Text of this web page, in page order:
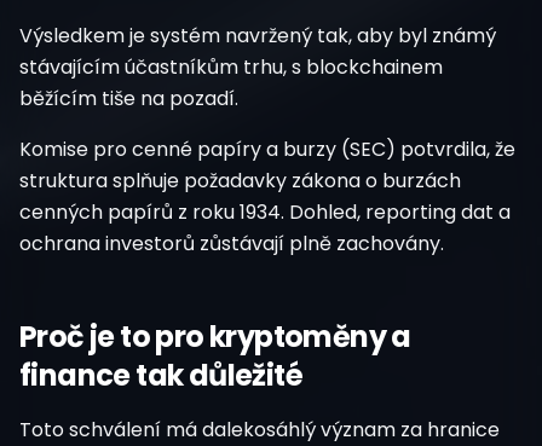
Výsledkem je systém navržený tak, aby byl známý
stávajícím účastníkům trhu, s blockchainem
běžícím tiše na pozadí.
Komise pro cenné papíry a burzy (SEC) potvrdila, že
struktura splňuje požadavky zákona o burzách
cenných papírů z roku 1934. Dohled, reporting dat a
ochrana investorů zůstávají plně zachovány.
Proč je to pro kryptoměny a
finance tak důležité
Toto schválení má dalekosáhlý význam za hranice